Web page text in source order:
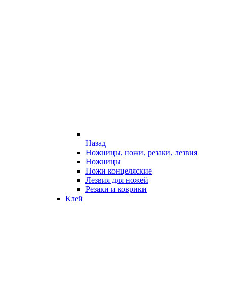
Назад
Ножницы, ножи, резаки, лезвия
Ножницы
Ножи концеляские
Лезвия для ножей
Резаки и коврики
Клей